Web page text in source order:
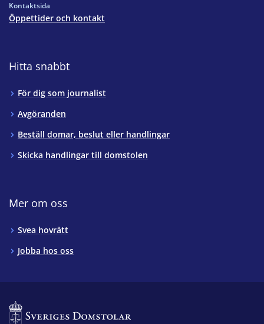
Kontaktsida
Öppettider och kontakt
Hitta snabbt
För dig som journalist
Avgöranden
Beställ domar, beslut eller handlingar
Skicka handlingar till domstolen
Mer om oss
Svea hovrätt
Jobba hos oss